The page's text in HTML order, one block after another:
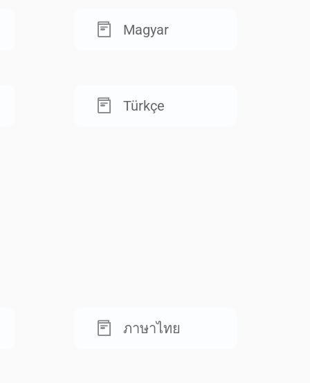
Magyar
Türkçe
ภาษาไทย